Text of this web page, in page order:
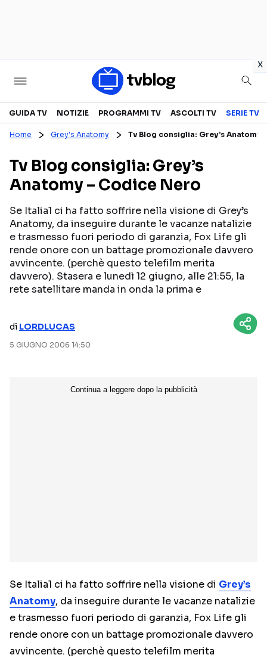
x
Televisione
CANALI TV
PROGRAMMI TV
PERSONAGGI TV
SERIE TV
REALITY SHOW
FICTION
Streaming
NETFLIX
DISNEY+
RAIPLAY
MEDIASET INFINITY
GUIDA TV NOTIZIE PROGRAMMI TV ASCOLTI TV SERIE TV
Home Grey's Anatomy Tv Blog consiglia: Grey’s Anatomy
Tv Blog consiglia: Grey’s
Anatomy – Codice Nero
Se Italia1 ci ha fatto soffrire nella visione di Grey’s
Anatomy, da inseguire durante le vacanze natalizie
e trasmesso fuori periodo di garanzia, Fox Life gli
rende onore con un battage promozionale davvero
avvincente. (perchè questo telefilm merita
davvero). Stasera e lunedì 12 giugno, alle 21:55, la
rete satellitare manda in onda la prima e
di LORDLUCAS
5 GIUGNO 2006 14:50
Se Italia1 ci ha fatto soffrire nella visione di Grey’s
Anatomy, da inseguire durante le vacanze natalizie
e trasmesso fuori periodo di garanzia, Fox Life gli
rende onore con un battage promozionale davvero
avvincente. (perchè questo telefilm merita